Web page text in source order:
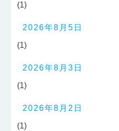
(1)
2026年8月5日
(1)
2026年8月3日
(1)
2026年8月2日
(1)